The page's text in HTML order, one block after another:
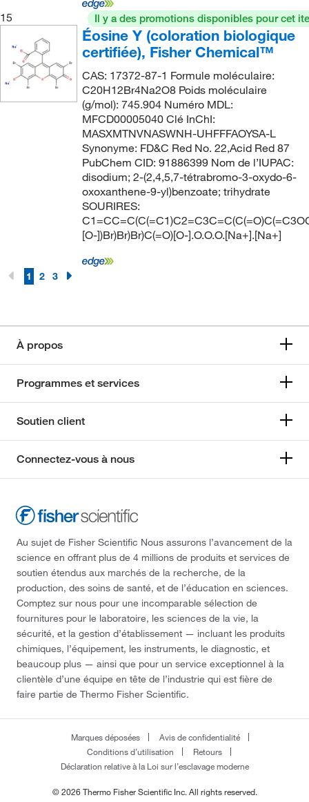
15 Il y a des promotions disponibles pour cet
Éosine Y (coloration biologique
certifiée), Fisher Chemical™
CAS: 17372-87-1 Formule moléculaire:
C20H12Br4Na2O8 Poids moléculaire
(g/mol): 745.904 Numéro MDL:
MFCD00005040 Clé InChI:
MASXMTNVNASWNH-UHFFFAOYSA-L
Synonyme: FD&C Red No. 22,Acid Red 87
PubChem CID: 91886399 Nom de l’IUPAC:
disodium; 2-(2,4,5,7-tétrabromo-3-oxydo-6-
oxoxanthene-9-yl)benzoate; trihydrate
SOURIRES:
[O-])Br)Br)Br)C(=O)[O-].O.O.O.[Na+].[Na+]
1 2 3
À propos
Programmes et services
Soutien client
Connectez-vous à nous
Au sujet de Fisher Scientific Nous assurons l’avancement de la
science en offrant plus de 4 millions de produits et services de
soutien étendus aux marchés de la recherche, de la
production, des soins de santé, et de l’éducation en sciences.
Comptez sur nous pour une incomparable sélection de
fournitures pour le laboratoire, les sciences de la vie, la
sécurité, et la gestion d’établissement — incluant les produits
chimiques, l’équipement, les instruments, le diagnostic, et
beaucoup plus — ainsi que pour un service exceptionnel à la
clientèle d’une équipe en tête de l’industrie qui est fière de
faire partie de Thermo Fisher Scientific.
Marques déposées
Avis de confidentialité
Conditions d’utilisation
Retours
Déclaration relative à la Loi sur l’esclavage moderne
© 2026 Thermo Fisher Scientific Inc. All rights reserved.